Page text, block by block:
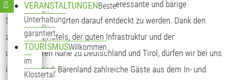
VERANSTALTUNGENBeste
Unterhaltung
garantiert
TOURISMUSWillkommen
im
Klostertal
Erwachsenen viel Spaß. Viele interessante und bärige
Spielstationen warten darauf entdeckt zu werden. Dank den
zahlreichen Hotels, der guten Infrastruktur und der
unmittelbaren Nähe zu Deutschland und Tirol, dürfen wir bei uns
im Freizeitpark Bärenland zahlreiche Gäste aus dem In- und